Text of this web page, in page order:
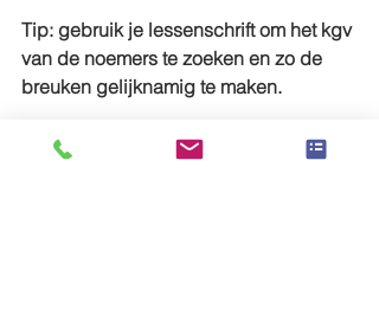
Tip: gebruik je lessenschrift om het kgv
van de noemers te zoeken en zo de
breuken gelijknamig te maken.